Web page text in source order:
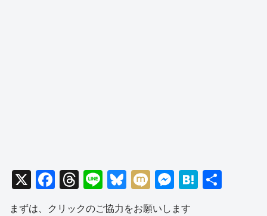
X
F
a
T
hr
Li
n
Bl
u
M
ixi
M
e
H
まずは、クリックのご協力をお願いします